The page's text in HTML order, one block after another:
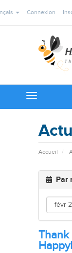
Connexion
Toggle
Accueil
Par